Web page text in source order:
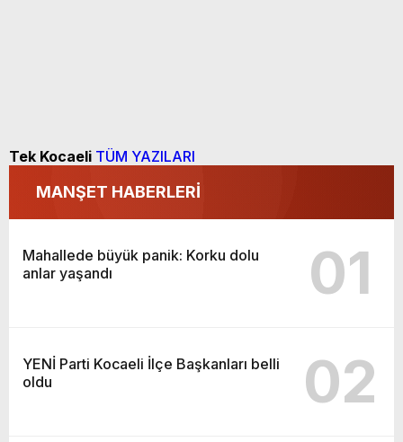
Tek Kocaeli TÜM YAZILARI
MANŞET HABERLERİ
Mahallede büyük panik: Korku dolu
anlar yaşandı
01
YENİ Parti Kocaeli İlçe Başkanları belli
oldu
02